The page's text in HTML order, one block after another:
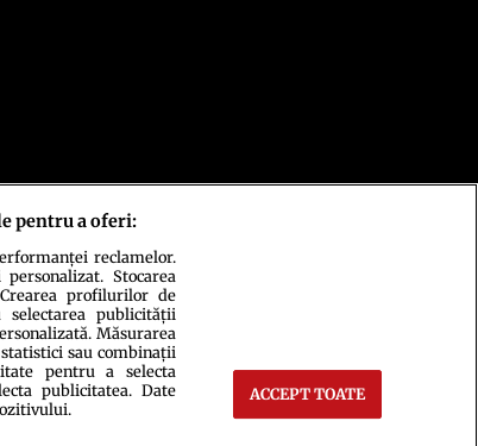
pentru a oferi:
reclamelor.
Stocarea
profilurilor de
publicității
Măsurarea
sau combinații
pentru a selecta
publicitatea. Date
ACCEPT TOATE